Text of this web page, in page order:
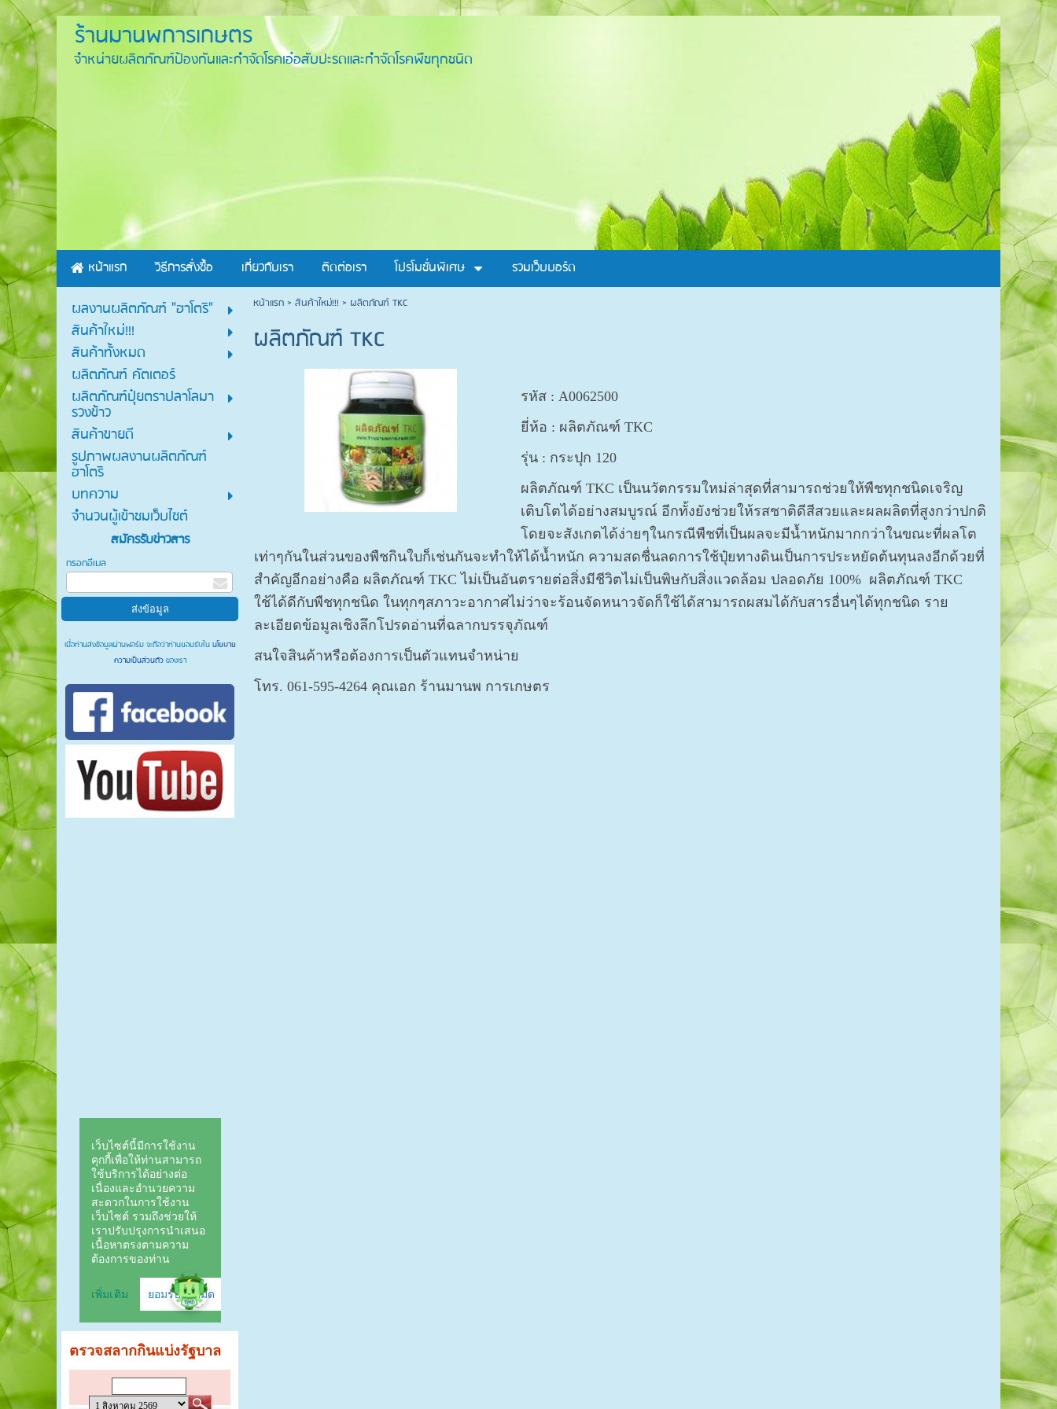
ร้านมานพการเกษตร
จำหน่ายผลิตภัณฑ์ป้องกันและกำจัดโรคเอ๋อสับปะรดและกำจัดโรคพืชทุกชนิด
หน้าแรก วิธีการสั่งซื้อ เกี่ยวกับเรา ติดต่อเรา โปรโมชั่นพิเศษ รวมเว็บบอร์ด
ผลงานผลิตภัณฑ์ "ฮาโตริ"
สินค้าใหม่!!!
สินค้าทั้งหมด
ผลิตภัณฑ์ คัตเตอร์
ผลิตภัณฑ์ปุ๋ยตราปลาโลมา
รวงข้าว
สินค้าขายดี
รูปภาพผลงานผลิตภัณฑ์
ฮาโตริ
บทความ
จำนวนผู้เข้าชมเว็บไซต์
สมัครรับข่าวสาร
กรอกอีเมล
เมื่อท่านส่งข้อมูลผ่านฟอร์ม จะถือว่าท่านยอมรับในนโยบาย
ความเป็นส่วนตัวของเรา
หน้าแรก> สินค้าใหม่!!! > ผลิตภัณฑ์ TKC
ผลิตภัณฑ์ TKC
รหัส : A0062500
ยี่ห้อ : ผลิตภัณฑ์ TKC
รุ่น : กระปุก 120
ผลิตภัณฑ์ TKC เป็นนวัตกรรมใหม่ล่าสุดที่สามารถช่วยให้พืชทุกชนิดเจริญ
เติบโตได้อย่างสมบูรณ์ อีกทั้งยังช่วยให้รสชาติดีสีสวยและผลผลิตที่สูงกว่าปกติ
โดยจะสังเกตได้ง่ายๆในกรณีพืชที่เป็นผลจะมีน้ำหนักมากกว่าในขณะที่ผลโต
เท่าๆกันในส่วนของพืชกินใบก็เช่นกันจะทำให้ได้น้ำหนัก ความสดชื่นลดการใช้ปุ๋ยทางดินเป็นการประหยัดต้นทุนลงอีกด้วยที่
สำคัญอีกอย่างคือ ผลิตภัณฑ์ TKC ไม่เป็นอันตรายต่อสิ่งมีชีวิตไม่เป็นพิษกับสิ่งแวดล้อม ปลอดภัย 100% ผลิตภัณฑ์ TKC
ใช้ได้ดีกับพืชทุกชนิด ในทุกๆสภาวะอากาศไม่ว่าจะร้อนจัดหนาวจัดก็ใช้ได้สามารถผสมได้กับสารอื่นๆได้ทุกชนิด ราย
ละเอียดข้อมูลเชิงลึกโปรดอ่านที่ฉลากบรรจุภัณฑ์
สนใจสินค้าหรือต้องการเป็นตัวแทนจำหน่าย
โทร. 061-595-4264 คุณเอก ร้านมานพ การเกษตร